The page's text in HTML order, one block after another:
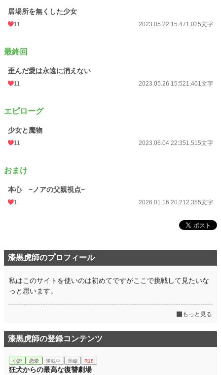
居場所を無くした少女
11 2023.05.22 15:471,025文字
最終回
歪んだ愛は永遠に消えない
11 2023.05.26 15:521,401文字
エピローグ
少女と魔物
11 2023.06.04 22:351,515文字
おまけ
本心 −ノアの父親視点−
1 2026.01.16 20:212,355文字
漆黒虎師のプロフィール
私はこのサイトを使いのは初めてですがここで挑戦して見たいな
っと思います。
もっと見る
漆黒虎師の登録コンテンツ
小説 恋愛 連載中 長編 R18
狂犬からの最高な復讐劇場